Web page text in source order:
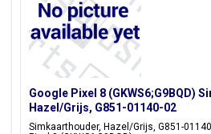
Google Pixel 8 (GKWS6;G9BQD)
Hazel/Grijs, G851-01140-02
Simkaarthouder, Hazel/Grijs, G851-